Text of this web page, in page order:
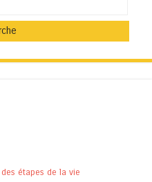
étapes de la vie